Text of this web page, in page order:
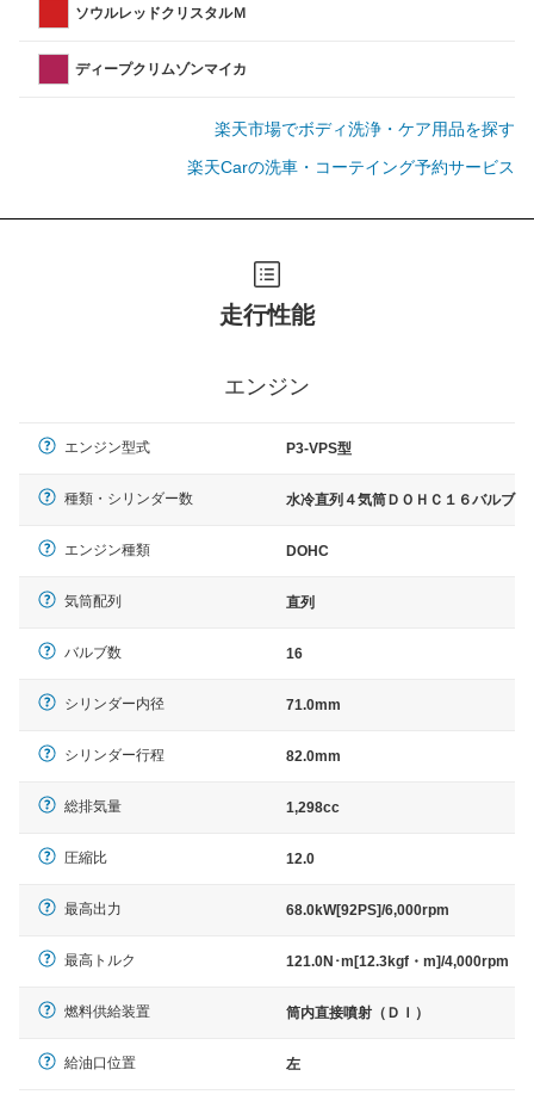
ソウルレッドクリスタルＭ
ディープクリムゾンマイカ
楽天市場でボディ洗浄・ケア用品を探す
楽天Carの洗車・コーテイング予約サービス
走行性能
エンジン
エンジン型式 P3-VPS型
種類・シリンダー数 水冷直列４気筒ＤＯＨＣ１６バルブ
エンジン種類 DOHC
気筒配列 直列
バルブ数 16
シリンダー内径 71.0mm
シリンダー行程 82.0mm
総排気量 1,298cc
圧縮比 12.0
最高出力 68.0kW[92PS]/6,000rpm
最高トルク 121.0N･m[12.3kgf・m]/4,000rpm
燃料供給装置 筒内直接噴射（ＤＩ）
給油口位置 左